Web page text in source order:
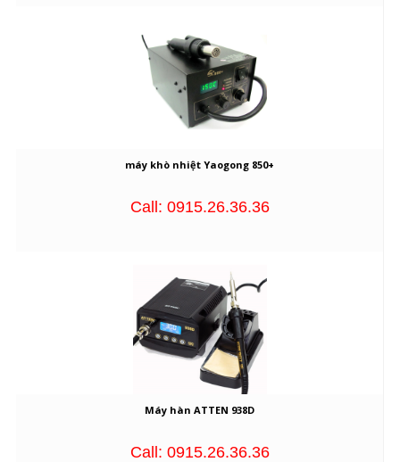
máy khò nhiệt Yaogong 850+
Call: 0915.26.36.36
Máy hàn ATTEN 938D
Call: 0915.26.36.36